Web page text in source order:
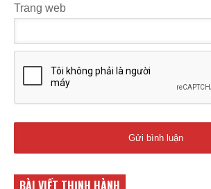
Trang web